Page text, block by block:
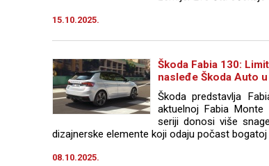
15.10.2025.
Škoda Fabia 130:
nasleđe Škoda Auto
Škoda predstavlja
aktuelnoj Fabia
seriji donosi više
dizajnerske elemente koji odaju počast
08.10.2025.